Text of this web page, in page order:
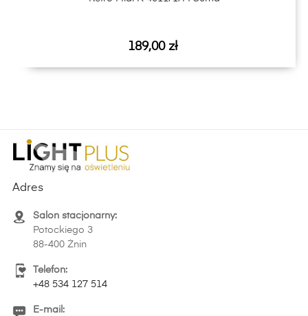
Cena
189,00 zł
Adres
Salon stacjonarny:
Potockiego 3
88-400 Żnin
Telefon:
+48 534 127 514
E-mail: